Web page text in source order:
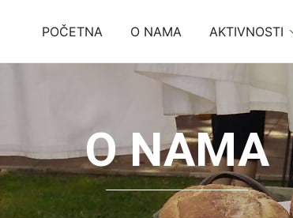
POČETNA O NAMA AKTIVNOSTI
O NAMA